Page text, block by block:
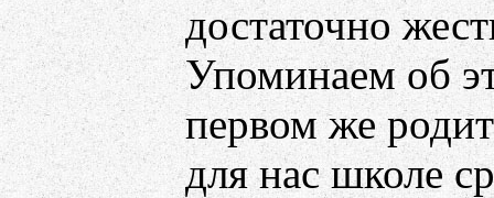
достаточно
Упоминаем об
первом же
для нас школе